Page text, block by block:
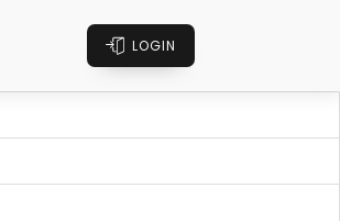
LOGIN